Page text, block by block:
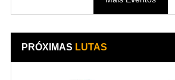
PRÓXIMAS LUTAS